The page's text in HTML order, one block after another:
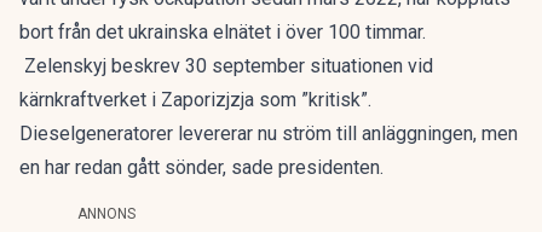
bort från det ukrainska elnätet i över 100 timmar.
Zelenskyj beskrev 30 september situationen vid
kärnkraftverket i Zaporizjzja som ”kritisk”.
Dieselgeneratorer levererar nu ström till anläggningen, men
en har redan gått sönder, sade presidenten.
ANNONS